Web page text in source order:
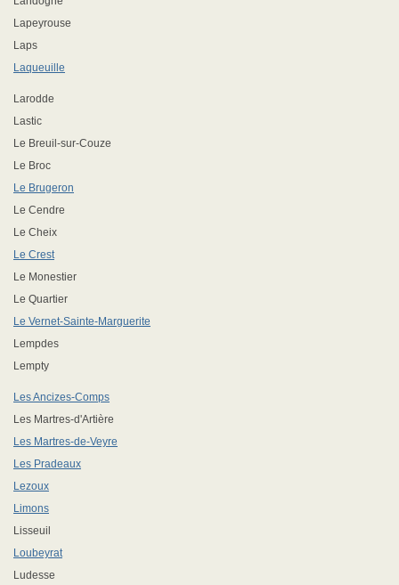
Lapeyrouse
Laps
Laqueuille
Larodde
Lastic
Le Breuil-sur-Couze
Le Broc
Le Brugeron
Le Cendre
Le Cheix
Le Crest
Le Monestier
Le Quartier
Le Vernet-Sainte-Marguerite
Lempdes
Lempty
Les Ancizes-Comps
Les Martres-d'Artière
Les Martres-de-Veyre
Les Pradeaux
Lezoux
Limons
Lisseuil
Loubeyrat
Ludesse